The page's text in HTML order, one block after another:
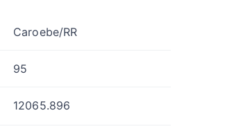
Caroebe/RR
95
12065.896